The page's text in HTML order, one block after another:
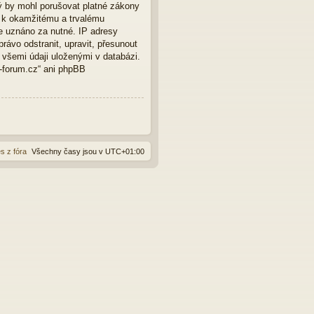
mohl porušovat platné zákony
okamžitému a trvalému
uznáno za nutné. IP adresy
odstranit, upravit, přesunout
údaji uloženými v databázi.
ani phpBB
Všechny časy jsou v UTC+01:00
z fóra